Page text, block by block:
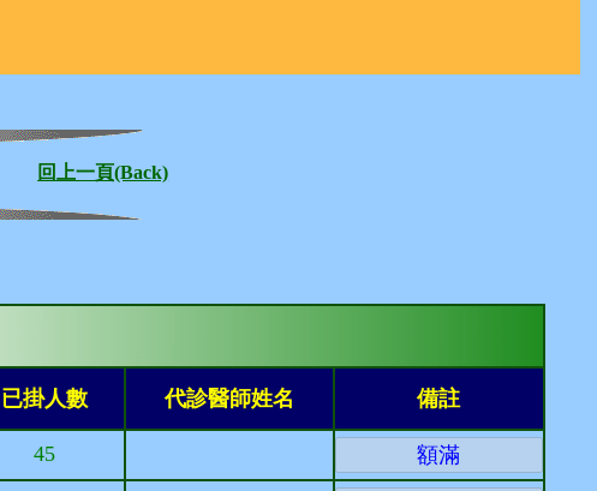
回上一頁(Back)
已掛人數 代診醫師姓名 備註
45